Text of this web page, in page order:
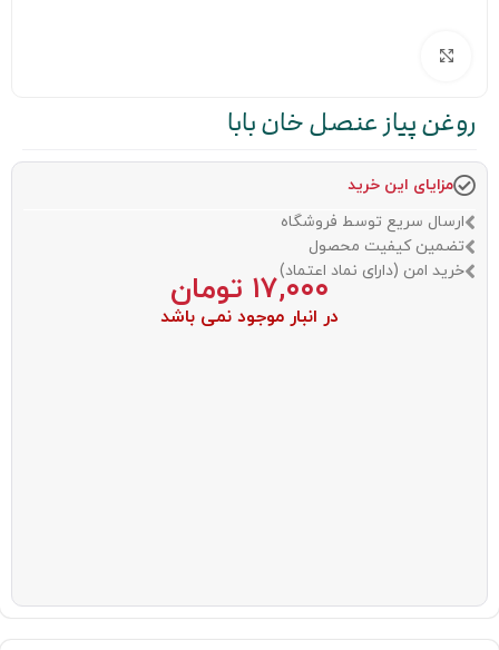
روغن پیاز عنصل خان بابا
مزایای این خرید
ارسال سریع توسط فروشگاه
تضمین کیفیت محصول
خرید امن (دارای نماد اعتماد)
۱۷,۰۰۰ تومان
در انبار موجود نمی باشد